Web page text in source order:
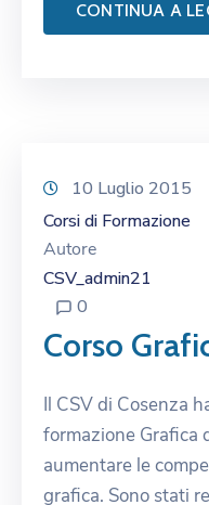
CONTINUA A
10 Luglio 2015
Corsi di Formazione
Autore
CSV_admin21
0
Corso
Il CSV di Cosenza
formazione Grafica
aumentare le
grafica. Sono stati